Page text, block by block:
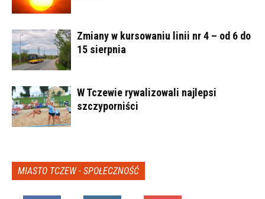
Zmiany w kursowaniu linii nr 4 – od 6 do
15 sierpnia
W Tczewie rywalizowali najlepsi
szczyporniści
MIASTO TCZEW - SPOŁECZNOŚĆ